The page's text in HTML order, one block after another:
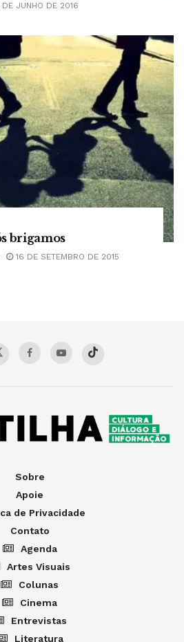
JUNHO DE 2016
brigamos
16 DE SETEMBRO DE 2015
Sobre
Apoie
de Privacidade
Contato
Agenda
Artes Visuais
Colunas
Cinema
Entrevistas
Literatura